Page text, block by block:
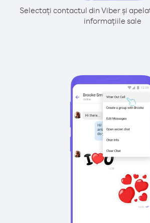
Selectați contactul din Viber și
informațiile sale